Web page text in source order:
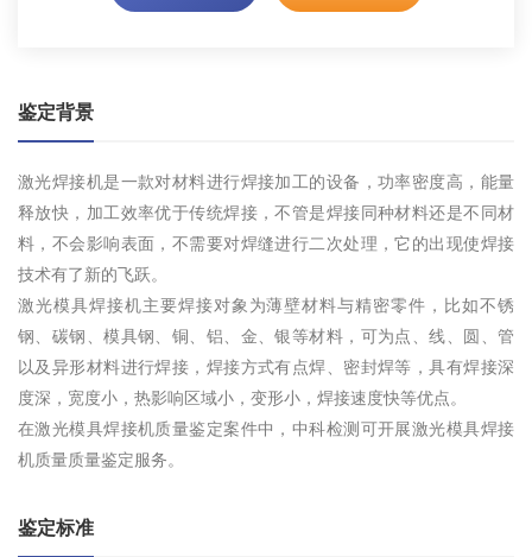
鉴定背景
激光焊接机是一款对材料进行焊接加工的设备，功率密度高，能量
释放快，加工效率优于传统焊接，不管是焊接同种材料还是不同材
料，不会影响表面，不需要对焊缝进行二次处理，它的出现使焊接
技术有了新的飞跃。
激光模具焊接机主要焊接对象为薄壁材料与精密零件，比如不锈
钢、碳钢、模具钢、铜、铝、金、银等材料，可为点、线、圆、管
以及异形材料进行焊接，焊接方式有点焊、密封焊等，具有焊接深
度深，宽度小，热影响区域小，变形小，焊接速度快等优点。
在激光模具焊接机质量鉴定案件中，中科检测可开展激光模具焊接
机质量质量鉴定服务。
鉴定标准